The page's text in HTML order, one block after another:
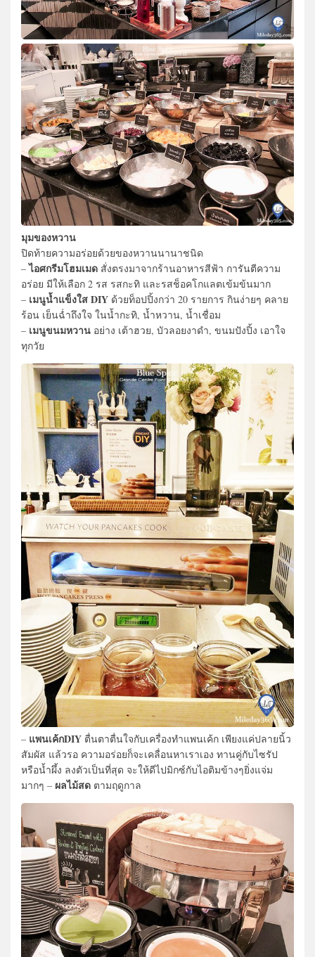
มุมของหวาน
ปิดท้ายความอร่อยด้วยของหวานนานาชนิด
–ไอศกรีมโฮมเมด สั่งตรงมาจากร้านอาหารสีฟ้า การันตีความ
อร่อย มีให้เลือก 2 รส รสกะทิ และรสช็อคโกแลตเข้มข้นมาก
– เมนูน้ำแข็งใส DIY ด้วยท็อปปิ้งกว่า 20 รายการ กินง่ายๆ คลาย
ร้อน เย็นฉ่ำถึงใจ ในน้ำกะทิ, น้ำหวาน, น้ำเชื่อม
– เมนูขนมหวาน อย่าง เต้าฮวย, บัวลอยงาดำ, ขนมปังปิ้ง เอาใจ
ทุกวัย
– แพนเค้กDIY ตื่นตาตื่นใจกับเครื่องทำแพนเค้ก เพียงแค่ปลายนิ้ว
สัมผัส แล้วรอ ความอร่อยก็จะเคลื่อนหาเราเอง ทานคู่กับไซรัป
หรือน้ำผึ้ง ลงตัวเป็นที่สุด จะให้ดีไปมิกซ์กับไอติมข้างๆยิ่งแจ่ม
มากๆ – ผลไม้สด ตามฤดูกาล